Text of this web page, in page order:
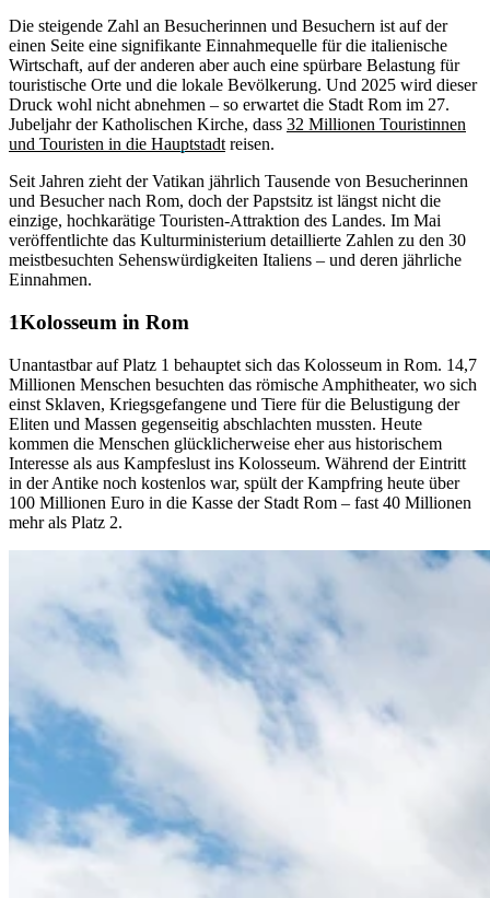
Die steigende Zahl an Besucherinnen und Besuchern ist auf der
einen Seite eine signifikante Einnahmequelle für die italienische
Wirtschaft, auf der anderen aber auch eine spürbare Belastung für
touristische Orte und die lokale Bevölkerung. Und 2025 wird dieser
Druck wohl nicht abnehmen – so erwartet die Stadt Rom im 27.
Jubeljahr der Katholischen Kirche, dass 32 Millionen Touristinnen
und Touristen in die Hauptstadt reisen.
Seit Jahren zieht der Vatikan jährlich Tausende von Besucherinnen
und Besucher nach Rom, doch der Papstsitz ist längst nicht die
einzige, hochkarätige Touristen-Attraktion des Landes. Im Mai
veröffentlichte das Kulturministerium detaillierte Zahlen zu den 30
meistbesuchten Sehenswürdigkeiten Italiens – und deren jährliche
Einnahmen.
Kolosseum in Rom
Unantastbar auf Platz 1 behauptet sich das Kolosseum in Rom. 14,7
Millionen Menschen besuchten das römische Amphitheater, wo sich
einst Sklaven, Kriegsgefangene und Tiere für die Belustigung der
Eliten und Massen gegenseitig abschlachten mussten. Heute
kommen die Menschen glücklicherweise eher aus historischem
Interesse als aus Kampfeslust ins Kolosseum. Während der Eintritt
in der Antike noch kostenlos war, spült der Kampfring heute über
100 Millionen Euro in die Kasse der Stadt Rom – fast 40 Millionen
mehr als Platz 2.